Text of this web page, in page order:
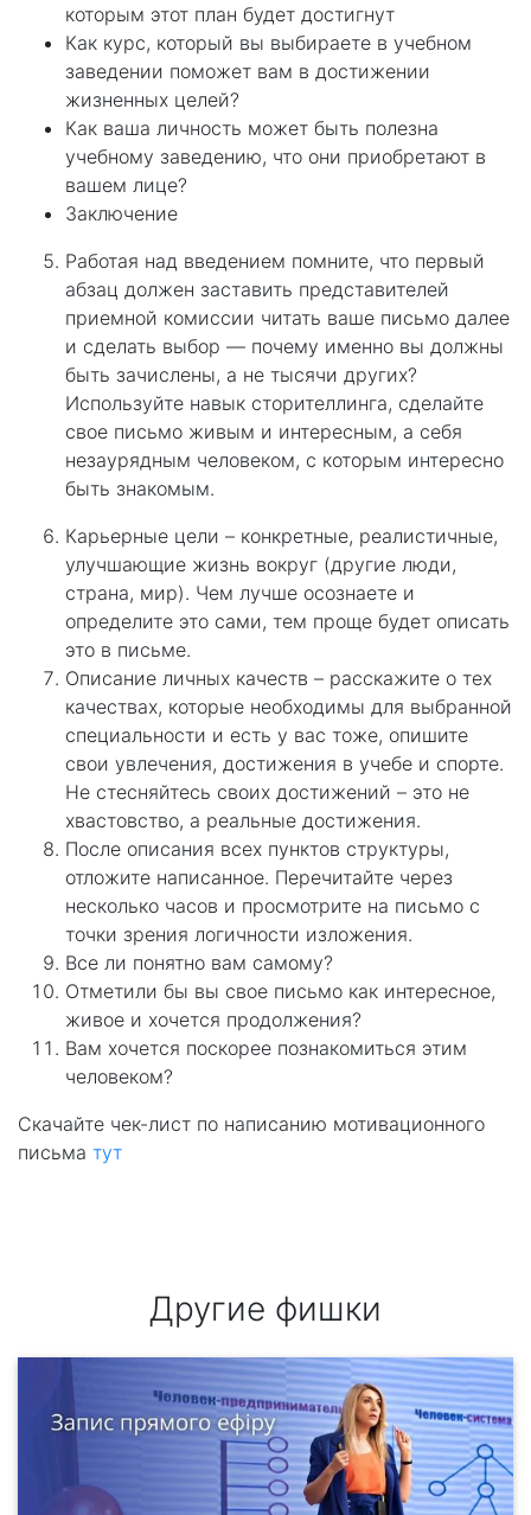
которым этот план будет достигнут
Как курс, который вы выбираете в учебном
заведении поможет вам в достижении
жизненных целей?
Как ваша личность может быть полезна
учебному заведению, что они приобретают в
вашем лице?
Заключение
Работая над введением помните, что первый
абзац должен заставить представителей
приемной комиссии читать ваше письмо далее
и сделать выбор — почему именно вы должны
быть зачислены, а не тысячи других?
Используйте навык сторителлинга, сделайте
свое письмо живым и интересным, а себя
незаурядным человеком, с которым интересно
быть знакомым.
Карьерные цели – конкретные, реалистичные,
улучшающие жизнь вокруг (другие люди,
страна, мир). Чем лучше осознаете и
определите это сами, тем проще будет описать
это в письме.
Описание личных качеств – расскажите о тех
качествах, которые необходимы для выбранной
специальности и есть у вас тоже, опишите
свои увлечения, достижения в учебе и спорте.
Не стесняйтесь своих достижений – это не
хвастовство, а реальные достижения.
После описания всех пунктов структуры,
отложите написанное. Перечитайте через
несколько часов и просмотрите на письмо с
точки зрения логичности изложения.
Все ли понятно вам самому?
Отметили бы вы свое письмо как интересное,
живое и хочется продолжения?
Вам хочется поскорее познакомиться этим
человеком?
Скачайте чек-лист по написанию мотивационного
письма тут
Другие фишки